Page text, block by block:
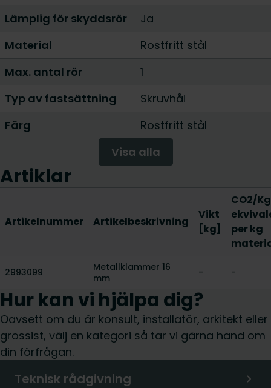
Lämplig för skyddsrör
Ja
Material
Rostfritt stål
Max. antal rör
1
Typ av fastsättning
Skruvhål
Färg
Rostfritt stål
Visa alla
Artiklar
Artikelnummer Artikelbeskrivning
Vikt
[kg]
CO2/Kg
per kg
2993099
Metallklammer 16
mm
- -
Hur kan vi hjälpa dig?
Oavsett om du är konsult, installatör, arkitekt eller
grossist, välj en kategori så tar vi gärna hand om
din förfrågan.
Teknisk rådgivning